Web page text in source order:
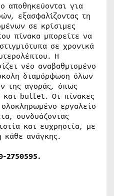
αποθηκεύονται για
εξασφαλίζοντας τη
σε κρίσιμες
πίνακα μπορείτε να
σε χρονικά
Η
νέο αναβαθμισμένο
διαμόρφωση όλων
της αγοράς, όπως
bullet. Οι πίνακες
εργαλείο
συνδυάζοντας
και ευχρηστία, με
κάθε ανάγκης.
2750595.